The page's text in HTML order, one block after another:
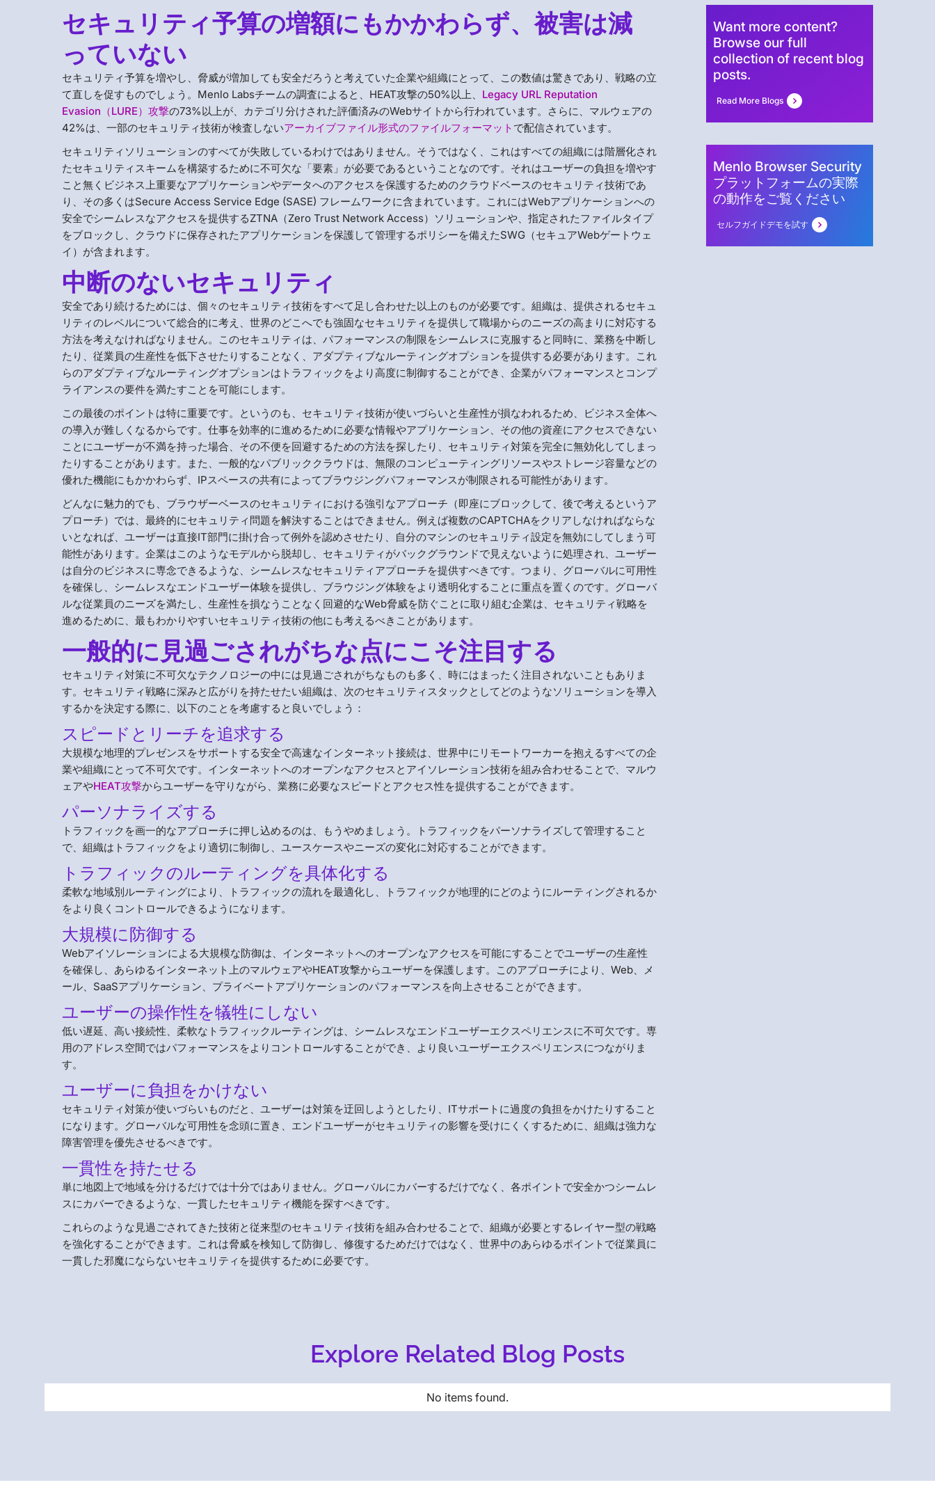
セキュリティ予算の増額にもかかわらず、被害は減
っていない
セキュリティ予算を増やし、脅威が増加しても安全だろうと考えていた企業や組織にとって、この数値は驚きであり、戦略の立
て直しを促すものでしょう。Menlo Labsチームの調査によると、HEAT攻撃の50%以上、 Legacy URL Reputation
Evasion（LURE）攻撃の73%以上が、カテゴリ分けされた評価済みのWebサイトから行われています。さらに、マルウェアの
42%は、一部のセキュリティ技術が検査しないアーカイブファイル形式のファイルフォーマット で配信されています。
セキュリティソリューションのすべてが失敗しているわけではありません。そうではなく、これはすべての組織には階層化され
たセキュリティスキームを構築するために不可欠な「要素」が必要であるということなのです。それはユーザーの負担を増やす
こと無くビジネス上重要なアプリケーションやデータへのアクセスを保護するためのクラウドベースのセキュリティ技術であ
り、その多くはSecure Access Service Edge (SASE) フレームワークに含まれています。これにはWebアプリケーションへの
安全でシームレスなアクセスを提供するZTNA（Zero Trust Network Access）ソリューションや、指定されたファイルタイプ
をブロックし、クラウドに保存されたアプリケーションを保護して管理するポリシーを備えたSWG（セキュアWebゲートウェ
イ）が含まれます。
中断のないセキュリティ
安全であり続けるためには、個々のセキュリティ技術をすべて足し合わせた以上のものが必要です。組織は、提供されるセキュ
リティのレベルについて総合的に考え、世界のどこへでも強固なセキュリティを提供して職場からのニーズの高まりに対応する
方法を考えなければなりません。このセキュリティは、パフォーマンスの制限をシームレスに克服すると同時に、業務を中断し
たり、従業員の生産性を低下させたりすることなく、アダプティブなルーティングオプションを提供する必要があります。これ
らのアダプティブなルーティングオプションはトラフィックをより高度に制御することができ、企業がパフォーマンスとコンプ
ライアンスの要件を満たすことを可能にします。
この最後のポイントは特に重要です。というのも、セキュリティ技術が使いづらいと生産性が損なわれるため、ビジネス全体へ
の導入が難しくなるからです。仕事を効率的に進めるために必要な情報やアプリケーション、その他の資産にアクセスできない
ことにユーザーが不満を持った場合、その不便を回避するための方法を探したり、セキュリティ対策を完全に無効化してしまっ
たりすることがあります。また、一般的なパブリッククラウドは、無限のコンピューティングリソースやストレージ容量などの
優れた機能にもかかわらず、IPスペースの共有によってブラウジングパフォーマンスが制限される可能性があります。
どんなに魅力的でも、ブラウザーベースのセキュリティにおける強引なアプローチ（即座にブロックして、後で考えるというア
プローチ）では、最終的にセキュリティ問題を解決することはできません。例えば複数のCAPTCHAをクリアしなければならな
いとなれば、ユーザーは直接IT部門に掛け合って例外を認めさせたり、自分のマシンのセキュリティ設定を無効にしてしまう可
能性があります。企業はこのようなモデルから脱却し、セキュリティがバックグラウンドで見えないように処理され、ユーザー
は自分のビジネスに専念できるような、シームレスなセキュリティアプローチを提供すべきです。つまり、グローバルに可用性
を確保し、シームレスなエンドユーザー体験を提供し、ブラウジング体験をより透明化することに重点を置くのです。グローバ
ルな従業員のニーズを満たし、生産性を損なうことなく回避的なWeb脅威を防ぐことに取り組む企業は、セキュリティ戦略を
進めるために、最もわかりやすいセキュリティ技術の他にも考えるべきことがあります。
一般的に見過ごされがちな点にこそ注目する
セキュリティ対策に不可欠なテクノロジーの中には見過ごされがちなものも多く、時にはまったく注目されないこともありま
す。セキュリティ戦略に深みと広がりを持たせたい組織は、次のセキュリティスタックとしてどのようなソリューションを導入
するかを決定する際に、以下のことを考慮すると良いでしょう：
スピードとリーチを追求する
大規模な地理的プレゼンスをサポートする安全で高速なインターネット接続は、世界中にリモートワーカーを抱えるすべての企
業や組織にとって不可欠です。インターネットへのオープンなアクセスとアイソレーション技術を組み合わせることで、マルウ
ェアやHEAT攻撃からユーザーを守りながら、業務に必要なスピードとアクセス性を提供することができます。
パーソナライズする
トラフィックを画一的なアプローチに押し込めるのは、もうやめましょう。トラフィックをパーソナライズして管理すること
で、組織はトラフィックをより適切に制御し、ユースケースやニーズの変化に対応することができます。
トラフィックのルーティングを具体化する
柔軟な地域別ルーティングにより、トラフィックの流れを最適化し、トラフィックが地理的にどのようにルーティングされるか
をより良くコントロールできるようになります。
大規模に防御する
Webアイソレーションによる大規模な防御は、インターネットへのオープンなアクセスを可能にすることでユーザーの生産性
を確保し、あらゆるインターネット上のマルウェアやHEAT攻撃からユーザーを保護します。このアプローチにより、Web、メ
ール、SaaSアプリケーション、プライベートアプリケーションのパフォーマンスを向上させることができます。
ユーザーの操作性を犠牲にしない
低い遅延、高い接続性、柔軟なトラフィックルーティングは、シームレスなエンドユーザーエクスペリエンスに不可欠です。専
用のアドレス空間ではパフォーマンスをよりコントロールすることができ、より良いユーザーエクスペリエンスにつながりま
す。
ユーザーに負担をかけない
セキュリティ対策が使いづらいものだと、ユーザーは対策を迂回しようとしたり、ITサポートに過度の負担をかけたりすること
になります。グローバルな可用性を念頭に置き、エンドユーザーがセキュリティの影響を受けにくくするために、組織は強力な
障害管理を優先させるべきです。
一貫性を持たせる
単に地図上で地域を分けるだけでは十分ではありません。グローバルにカバーするだけでなく、各ポイントで安全かつシームレ
スにカバーできるような、一貫したセキュリティ機能を探すべきです。
これらのような見過ごされてきた技術と従来型のセキュリティ技術を組み合わせることで、組織が必要とするレイヤー型の戦略
を強化することができます。これは脅威を検知して防御し、修復するためだけではなく、世界中のあらゆるポイントで従業員に
一貫した邪魔にならないセキュリティを提供するために必要です。
Want more content?
Browse our full
collection of recent blog
posts.
Read More Blogs
Menlo Browser Security
プラットフォームの実際
の動作をご覧ください
セルフガイドデモを試す
Explore Related Blog Posts
No items found.